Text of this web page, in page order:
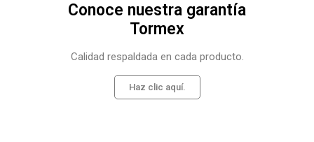
Conoce nuestra garantía
Tormex
Calidad respaldada en cada producto.
Haz clic aquí.